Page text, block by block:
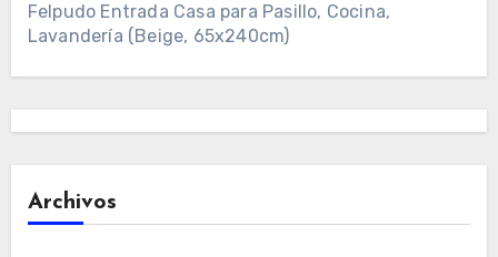
Felpudo Entrada Casa para Pasillo, Cocina,
Lavandería (Beige, 65x240cm)
Archivos